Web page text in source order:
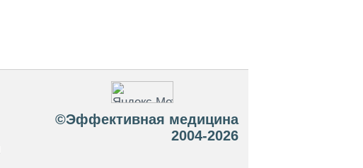
©Эффективная медицина
2004-2026